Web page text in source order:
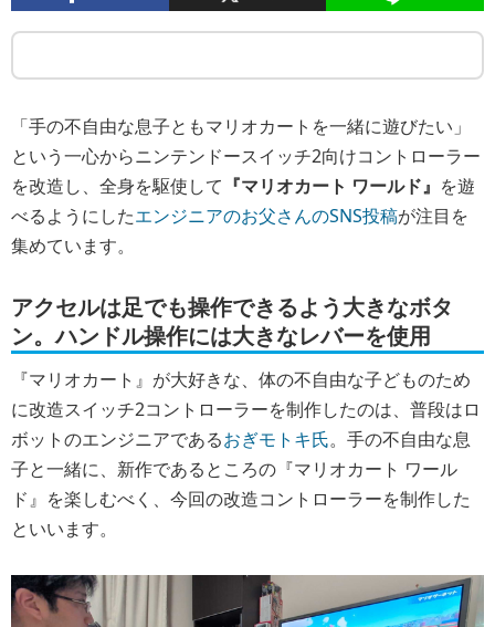
「手の不自由な息子ともマリオカートを一緒に遊びたい」
という一心からニンテンドースイッチ2向けコントローラー
を改造し、 全身を駆使して 『マリオカート ワールド』 を遊
べるようにしたエンジニアのお父さんのSNS投稿が注目を
集めています。
アクセルは足でも操作できるよう大きなボタ
ン。ハンドル操作には大きなレバーを使用
『マリオカート』が大好きな、体の不自由な子どものため
に改造スイッチ2コントローラーを制作したのは、普段はロ
ボットのエンジニアであるおぎモトキ氏。手の不自由な息
子と一緒に、新作であるところの『マリオカート ワール
ド』を楽しむべく、今回の改造コントローラーを制作した
といいます。